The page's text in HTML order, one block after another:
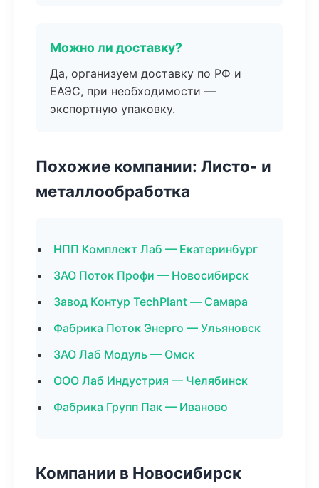
Можно ли доставку?
Да, организуем доставку по РФ и
ЕАЭС, при необходимости —
экспортную упаковку.
Похожие компании: Листо- и
металлообработка
НПП Комплект Лаб — Екатеринбург
ЗАО Поток Профи — Новосибирск
Завод Контур TechPlant — Самара
Фабрика Поток Энерго — Ульяновск
ЗАО Лаб Модуль — Омск
ООО Лаб Индустрия — Челябинск
Фабрика Групп Пак — Иваново
Компании в Новосибирск